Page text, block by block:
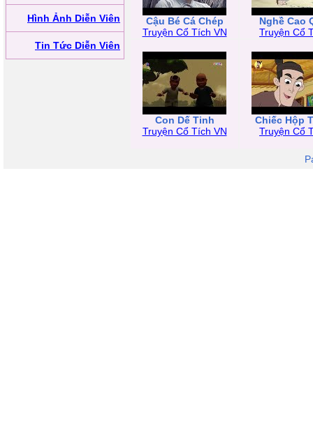
Hình Ảnh Diễn Viên
Tin Tức Diễn Viên
Cậu Bé Cá Chép
Truyện Cổ Tích VN
Nghề Cao
Truyện Cổ
Con Dế Tinh
Truyện Cổ Tích VN
Chiếc Hộp
Truyện Cổ